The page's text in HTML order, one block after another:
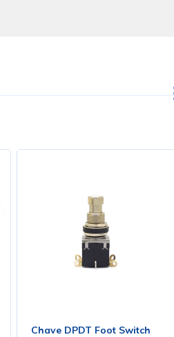
Chave DPDT Foot Switch